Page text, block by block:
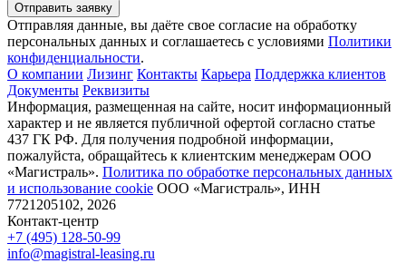
Отправить заявку
Отправляя данные, вы даёте свое согласие на обработку
персональных данных и соглашаетесь с условиями Политики
конфиденциальности.
О компании Лизинг Контакты Карьера Поддержка клиентов
Документы Реквизиты
Информация, размещенная на сайте, носит информационный
характер и не является публичной офертой согласно статье
437 ГК РФ. Для получения подробной информации,
пожалуйста, обращайтесь к клиентским менеджерам ООО
«Магистраль». Политика по обработке персональных данных
и использование сookie ООО «Магистраль», ИНН
7721205102, 2026
Контакт-центр
+7 (495) 128-50-99
info@magistral-leasing.ru